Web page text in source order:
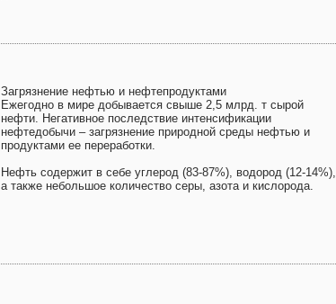
Загрязнение нефтью и нефтепродуктами
Ежегодно в мире добывается свыше 2,5 млрд. т сырой
нефти. Негативное последствие интенсификации
нефтедобычи – загрязнение природной среды нефтью и
продуктами ее переработки.
Нефть содержит в себе углерод (83-87%), водород (12-14%),
а также небольшое количество серы, азота и кислорода.